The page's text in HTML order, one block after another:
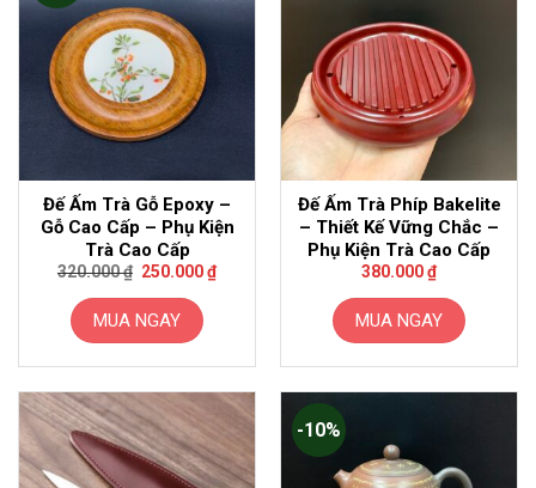
Đế Ấm Trà Gỗ Epoxy –
Gỗ Cao Cấp – Phụ Kiện
Trà Cao Cấp
320.000₫ Giá
là:
320.000 ₫.
250.000₫Giá
hiện
MUA NGAY
Đế Ấm Trà Phíp Bakelite
– Thiết Kế Vững Chắc –
Phụ Kiện Trà Cao Cấp
380.000₫
MUA NGAY
-10%